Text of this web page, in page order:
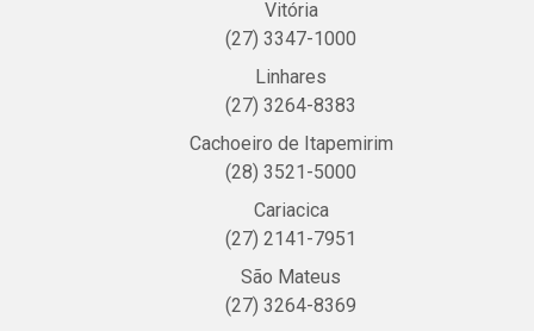
Vitória
(27) 3347-1000
Linhares
(27) 3264-8383
Cachoeiro de Itapemirim
(28) 3521-5000
Cariacica
(27) 2141-7951
São Mateus
(27) 3264-8369